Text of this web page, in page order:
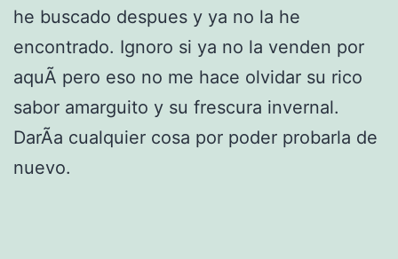
he buscado despues y ya no la he
encontrado. Ignoro si ya no la venden por
aquÃ­ pero eso no me hace olvidar su rico
sabor amarguito y su frescura invernal.
DarÃ­a cualquier cosa por poder probarla de
nuevo.